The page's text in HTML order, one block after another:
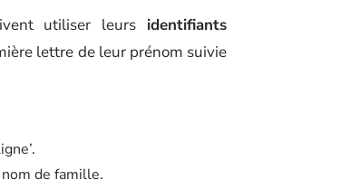
utiliser leurs identifiants
lettre de leur prénom suivie
de famille.